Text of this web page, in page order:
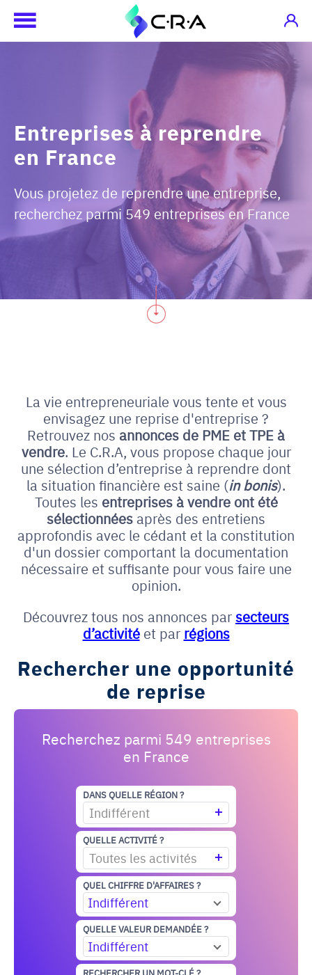
Entreprises à reprendre
en France
Vous projetez de reprendre une entreprise,
recherchez parmi 549 entreprises en France
La vie entrepreneuriale vous tente et vous
envisagez une reprise d'entreprise ?
Retrouvez nos annonces de PME etTPE à
vendre. Le C.R.A, vous propose chaque jour
une sélection d’entreprise à reprendre dont
la situation financière est saine (in bonis).
Toutes les entreprises à vendre ont été
sélectionnées après des entretiens
approfondis avec le cédant et la constitution
d'un dossier comportant la documentation
nécessaire et suffisante pour vous faire une
opinion.
Découvrez tous nos annonces parsecteurs
d’activité et par régions
Rechercher une opportunité
de reprise
Recherchez parmi 549 entreprises
en France
DANS QUELLE RÉGION ?
Indifférent
QUELLE ACTIVITÉ ?
Toutes les activités
QUEL CHIFFRE D'AFFAIRES ?
Indifférent
QUELLE VALEUR DEMANDÉE ?
Indifférent
RECHERCHER UN MOT-CLÉ ?